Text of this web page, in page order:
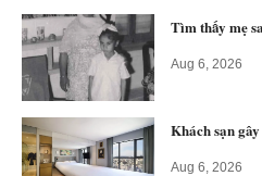
Tìm thấy mẹ
Aug 6, 2026
Khách sạn
Aug 6, 2026